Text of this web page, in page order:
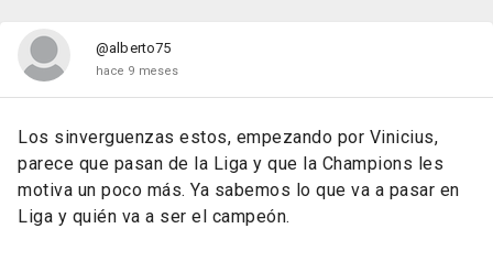
@alberto75
hace 9 meses
Los sinverguenzas estos, empezando por Vinicius,
parece que pasan de la Liga y que la Champions les
motiva un poco más. Ya sabemos lo que va a pasar en
Liga y quién va a ser el campeón.